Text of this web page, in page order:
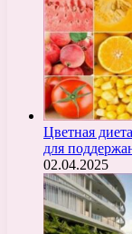
Цветная
для
02.04.2025